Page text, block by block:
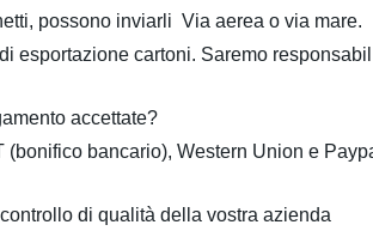
possono inviarli Via aerea o via mare.
esportazione cartoni. Saremo
accettate?
(bonifico bancario), Western Union e
di qualità della vostra azienda